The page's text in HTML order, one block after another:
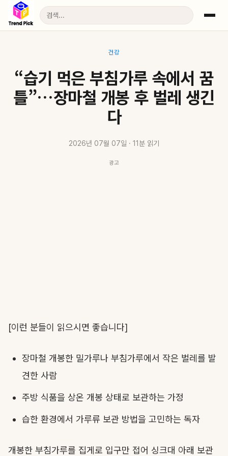
건강
“습기 먹은 부침가루 속에서 꿈
틀”…장마철 개봉 후 벌레 생긴
다
2026년 07월 07일 · 11분 읽기
광고
[이런 분들이 읽으시면 좋습니다]
장마철 개봉한 밀가루나 부침가루에서 작은 벌레를 발
견한 사람
주방 식품을 상온 개봉 상태로 보관하는 가정
습한 환경에서 가루류 보관 방법을 고민하는 독자
개봉한 부침가루를 집게로 입구만 접어 싱크대 아래 보관